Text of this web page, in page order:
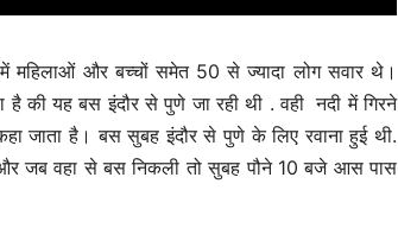
और बच्चों समेत 50 से ज्यादा लोग सवार थे।
है की यह बस इंदौर से पुणे जा रही थी . वही नदी में गिरने
जाता है। बस सुबह इंदौर से पुणे के लिए रवाना हुई थी.
जब वहा से बस निकली तो सुबह पौने 10 बजे आस पास